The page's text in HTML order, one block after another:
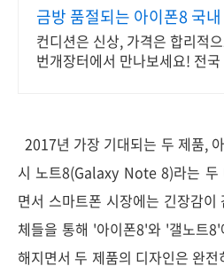
금방 품절되는 아이폰8 국
대 브랜드 중고거래
컨디션은 신상, 가격은 합리적
번개장터에서 만나보세요! 전
2017년 가장 기대되는 두 제품,
시 노트8(Galaxy Note 8)라는 두
면서 스마트폰 시장에는 긴장감이
체들을 통해 '아이폰8'와 '갤노트
해지면서 두 제품의 디자인은 완